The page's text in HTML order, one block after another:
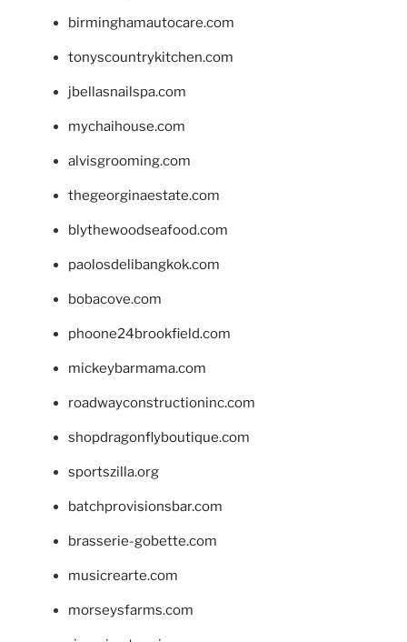
birminghamautocare.com
tonyscountrykitchen.com
jbellasnailspa.com
mychaihouse.com
alvisgrooming.com
thegeorginaestate.com
blythewoodseafood.com
paolosdelibangkok.com
bobacove.com
phoone24brookfield.com
mickeybarmama.com
roadwayconstructioninc.com
shopdragonflyboutique.com
sportszilla.org
batchprovisionsbar.com
brasserie-gobette.com
musicrearte.com
morseysfarms.com